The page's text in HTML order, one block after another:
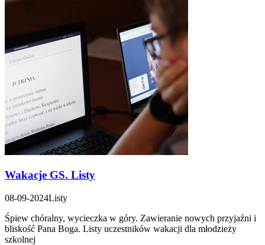
Wakacje GS. Listy
08-09-2024Listy
Śpiew chóralny, wycieczka w góry. Zawieranie nowych przyjaźni i
bliskość Pana Boga. Listy uczestników wakacji dla młodzieży
szkolnej